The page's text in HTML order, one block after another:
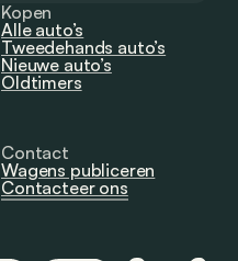
Kopen
Alle auto’s
Tweedehands auto’s
Nieuwe auto’s
Oldtimers
Contact
Wagens publiceren
Contacteer ons